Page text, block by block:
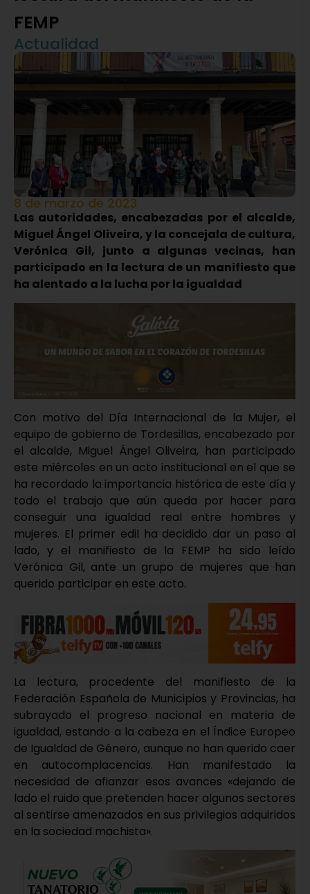
FEMP
Actualidad
8 de marzo de 2023
Las autoridades, encabezadas por el alcalde,
Miguel Ángel Oliveira, y la concejala de cultura,
Verónica Gil, junto a algunas vecinas, han
participado en la lectura de un manifiesto que
ha alentado a la lucha por la igualdad
Con motivo del Día Internacional de la Mujer, el
equipo de gobierno de Tordesillas, encabezado por
el alcalde, Miguel Ángel Oliveira, han participado
este miércoles en un acto institucional en el que se
ha recordado la importancia histórica de este día y
todo el trabajo que aún queda por hacer para
conseguir una igualdad real entre hombres y
mujeres. El primer edil ha decidido dar un paso al
lado, y el manifiesto de la FEMP ha sido leído
Verónica Gil, ante un grupo de mujeres que han
querido participar en este acto.
La lectura, procedente del manifiesto de la
Federación Española de Municipios y Provincias, ha
subrayado el progreso nacional en materia de
igualdad, estando a la cabeza en el Índice Europeo
de Igualdad de Género, aunque no han querido caer
en autocomplacencias. Han manifestado la
necesidad de afianzar esos avances «dejando de
lado el ruido que pretenden hacer algunos sectores
al sentirse amenazados en sus privilegios adquiridos
en la sociedad machista».